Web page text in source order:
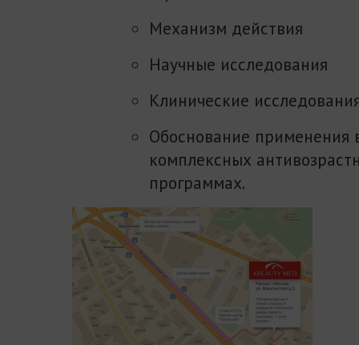
Механизм действия
Научные исследования
Клинические
Обоснование применения
комплексных
программах.